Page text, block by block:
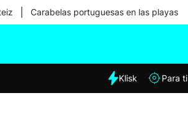
Carabelas portuguesas en las playas
Klisk Para ti